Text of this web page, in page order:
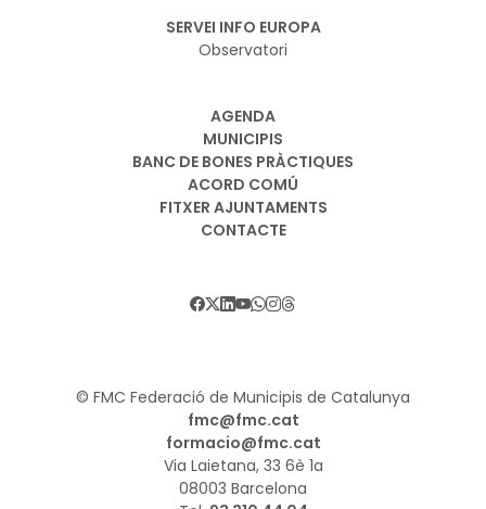
SERVEI INFO EUROPA
Observatori
AGENDA
MUNICIPIS
BANC DE BONES PRÀCTIQUES
ACORD COMÚ
FITXER AJUNTAMENTS
CONTACTE
© FMC Federació de Municipis de Catalunya
fmc@fmc.cat
formacio@fmc.cat
Via Laietana, 33 6è 1a
08003 Barcelona